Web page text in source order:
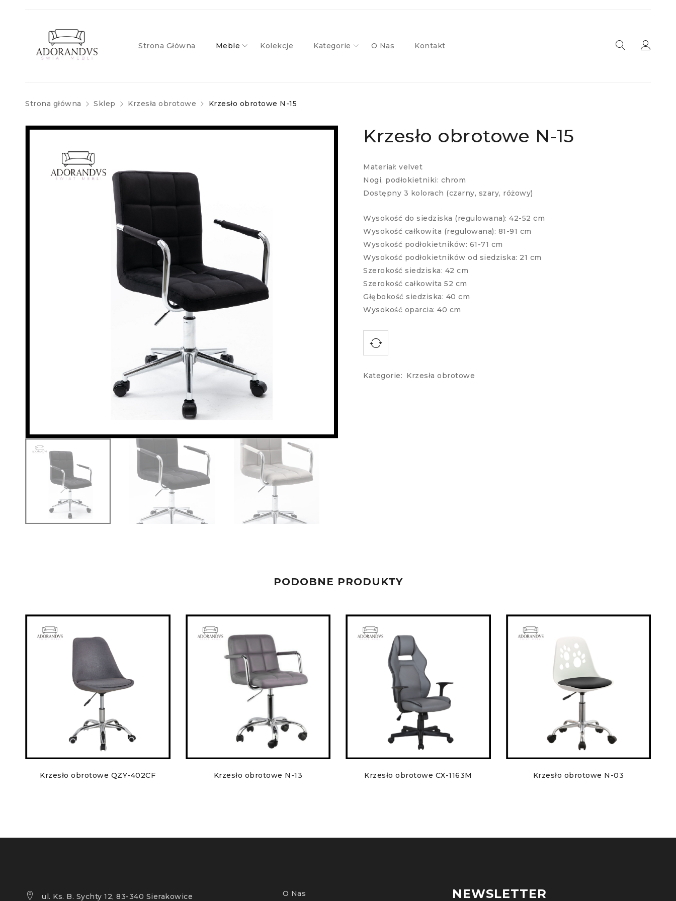
Strona Główna Meble Kolekcje Kategorie O Nas Kontakt
Strona główna Sklep Krzesła obrotowe Krzesło obrotowe N-15
Krzesło obrotowe N-15
Materiał: velvet
Nogi, podłokietniki: chrom
Dostępny 3 kolorach (czarny, szary, różowy)
Wysokość do siedziska (regulowana): 42-52 cm
Wysokość całkowita (regulowana): 81-91 cm
Wysokość podłokietników: 61-71 cm
Wysokość podłokietników od siedziska: 21 cm
Szerokość siedziska: 42 cm
Szerokość całkowita 52 cm
Głębokość siedziska: 40 cm
Wysokość oparcia: 40 cm
Kategorie: Krzesła obrotowe
PODOBNE PRODUKTY
Krzesło obrotowe QZY-402CF Krzesło obrotowe N-13 Krzesło obrotowe CX-1163M Krzesło obrotowe N-03
ul. Ks. B. Sychty 12, 83-340 Sierakowice O Nas NEWSLETTER